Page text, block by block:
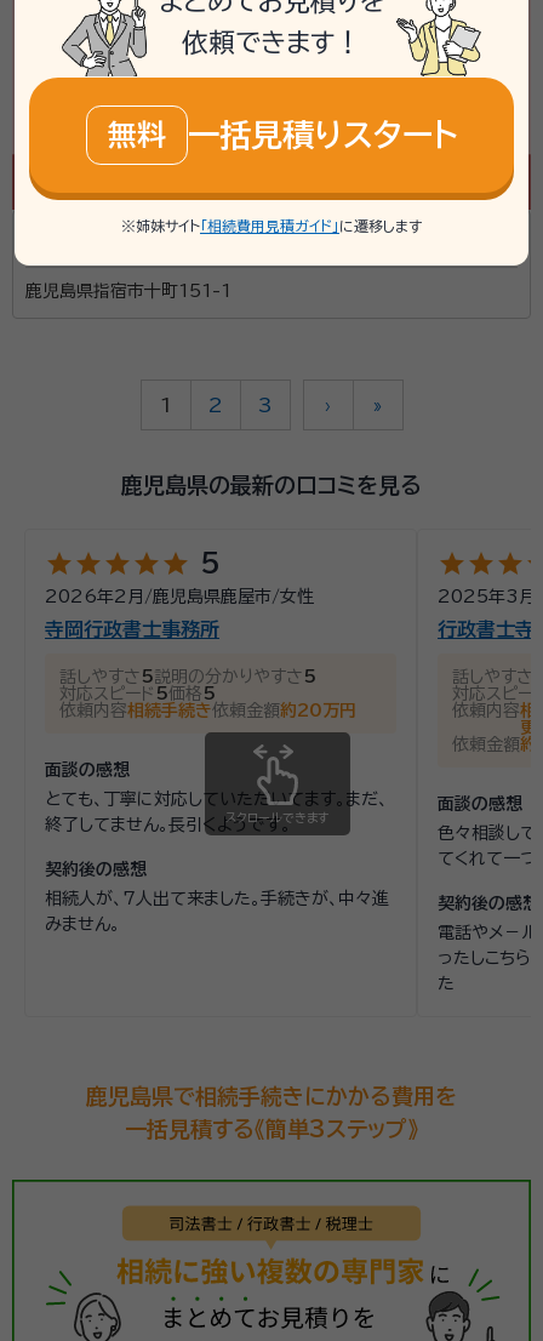
末吉孝二司法書士事務所
鹿児島県指宿市十町151-1
1 2 3 › »
鹿児島県の最新の口コミを見る
starstarstarstarstar 5
2026年2月 /鹿児島県鹿屋市/女性
寺岡行政書士事務所
話しやすさ 5説明の分かりやすさ 5
対応スピード 5価格 5
依頼内容相続手続き依頼金額約20万円
面談の感想
とても、丁寧に対応していただいてます。まだ、
終了してません。長引くようです。
契約後の感想
相続人が、7人出て来ました。手続きが、中々進
みません。
starstarstar
2025年3月
行政書士寺
話しやすさ
対応スピー
依頼内容相
更
依頼金額約
面談の感想
色々相談して
てくれて一つ
契約後の感想
電話やメ－ル
ったしこちら
た
スクロールできます
鹿児島県で相続手続きにかかる費用を
一括見積する《簡単3ステップ》
依頼できます！
無料 一括見積りスタート
※姉妹サイト 「相続費用見積ガイド」 に遷移します